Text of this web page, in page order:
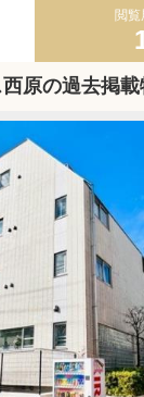
閲覧
原の過去掲